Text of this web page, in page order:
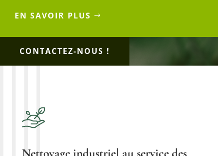
EN SAVOIR PLUS
CONTACTEZ-NOUS !
Nettoyage industriel au service des